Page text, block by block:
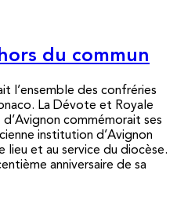
du commun
l’ensemble des confréries
La Dévote et Royale
commémorait ses
institution d’Avignon
lieu et au service du diocèse.
anniversaire de sa